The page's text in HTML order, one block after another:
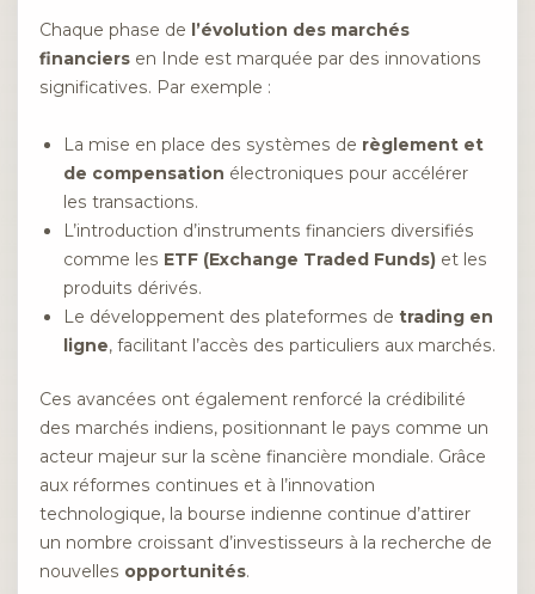
Chaque phase de l’évolution des marchés
financiers en Inde est marquée par des innovations
significatives. Par exemple :
La mise en place des systèmes de règlement et
de compensation électroniques pour accélérer
les transactions.
L’introduction d’instruments financiers diversifiés
comme les ETF (Exchange Traded Funds) et les
produits dérivés.
Le développement des plateformes de trading en
ligne, facilitant l’accès des particuliers aux marchés.
Ces avancées ont également renforcé la crédibilité
des marchés indiens, positionnant le pays comme un
acteur majeur sur la scène financière mondiale. Grâce
aux réformes continues et à l’innovation
technologique, la bourse indienne continue d’attirer
un nombre croissant d’investisseurs à la recherche de
nouvelles opportunités.